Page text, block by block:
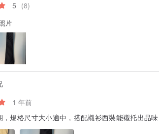
5 (8)
片
1 年前
，規格尺寸大小適中，搭配襯衫西裝能襯托出品味